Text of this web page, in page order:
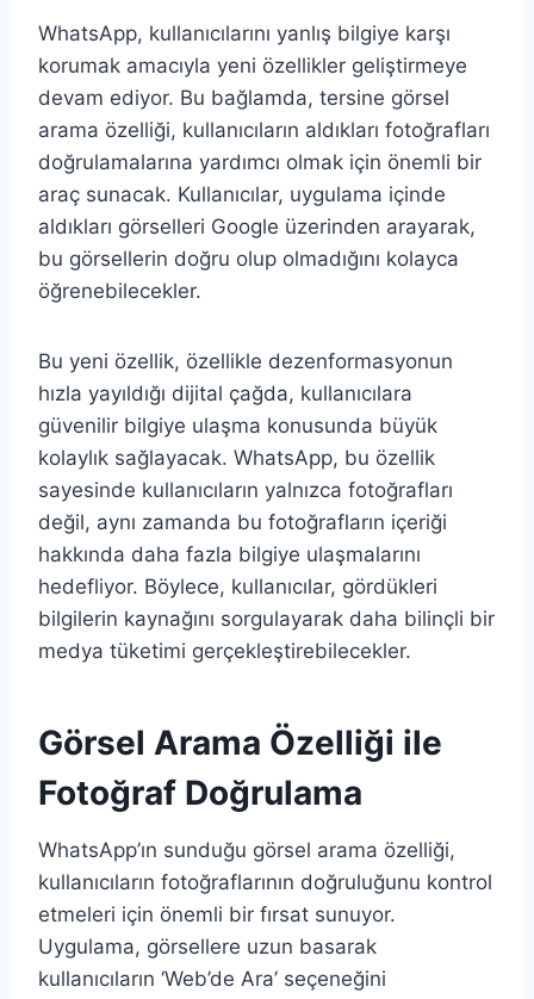
WhatsApp, kullanıcılarını yanlış bilgiye karşı
korumak amacıyla yeni özellikler geliştirmeye
devam ediyor. Bu bağlamda, tersine görsel
arama özelliği, kullanıcıların aldıkları fotoğrafları
doğrulamalarına yardımcı olmak için önemli bir
araç sunacak. Kullanıcılar, uygulama içinde
aldıkları görselleri Google üzerinden arayarak,
bu görsellerin doğru olup olmadığını kolayca
öğrenebilecekler.
Bu yeni özellik, özellikle dezenformasyonun
hızla yayıldığı dijital çağda, kullanıcılara
güvenilir bilgiye ulaşma konusunda büyük
kolaylık sağlayacak. WhatsApp, bu özellik
sayesinde kullanıcıların yalnızca fotoğrafları
değil, aynı zamanda bu fotoğrafların içeriği
hakkında daha fazla bilgiye ulaşmalarını
hedefliyor. Böylece, kullanıcılar, gördükleri
bilgilerin kaynağını sorgulayarak daha bilinçli bir
medya tüketimi gerçekleştirebilecekler.
Görsel Arama Özelliği ile
Fotoğraf Doğrulama
WhatsApp’ın sunduğu görsel arama özelliği,
kullanıcıların fotoğraflarının doğruluğunu kontrol
etmeleri için önemli bir fırsat sunuyor.
Uygulama, görsellere uzun basarak
kullanıcıların ‘Web’de Ara’ seçeneğini